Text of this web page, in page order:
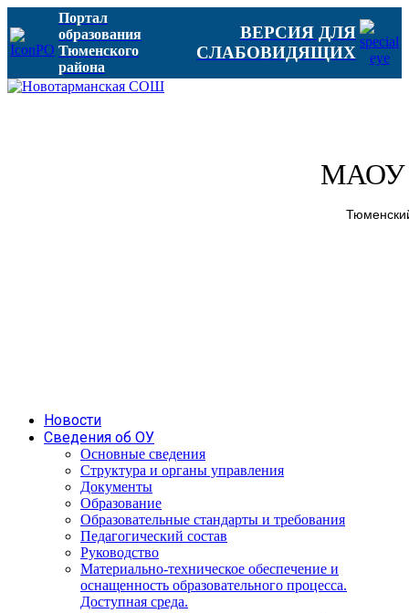
Портал
образования
Тюменского
района
ВЕРСИЯ ДЛЯ
СЛАБОВИДЯЩИХ
МАОУ
Новости
Сведения об ОУ
Основные сведения
Структура и органы управления
Документы
Образование
Образовательные стандарты и требования
Педагогический состав
Руководство
Материально-техническое обеспечение и
оснащенность образовательного процесса.
Доступная среда.